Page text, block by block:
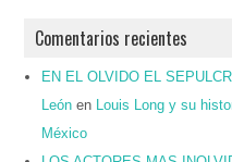
Comentarios recientes
EN EL OLVIDO EL
León en
Louis Long y su
México